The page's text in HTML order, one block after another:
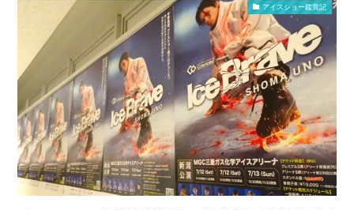
アイスショー鑑賞記